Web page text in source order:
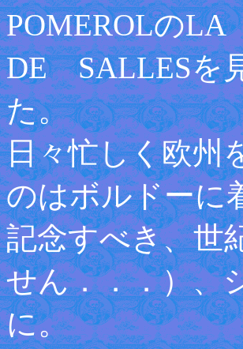
POMEROLの
DE SALLESを
た。
日々忙しく欧州
のはボルドーに
記念すべき、世
せん．．．）、
に。